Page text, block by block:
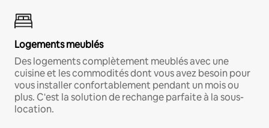
Logements meublés
Des logements complètement meublés avec une
cuisine et les commodités dont vous avez besoin pour
vous installer confortablement pendant un mois ou
plus. C'est la solution de rechange parfaite à la sous-
location.